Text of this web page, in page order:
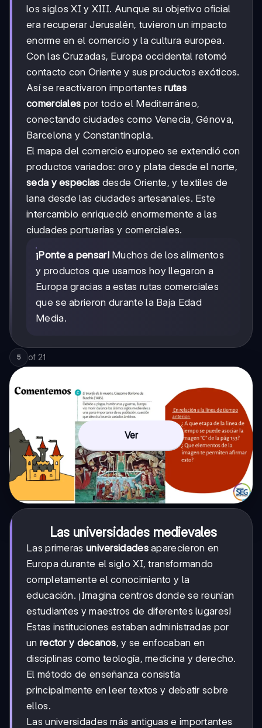
los siglos XI y XIII. Aunque su objetivo oficial
era recuperar Jerusalén, tuvieron un impacto
enorme en el comercio y la cultura europea.
Con las Cruzadas, Europa occidental retomó
contacto con Oriente y sus productos exóticos.
Así se reactivaron importantesrutas
comerciales por todo el Mediterráneo,
conectando ciudades como Venecia, Génova,
Barcelona y Constantinopla.
El mapa del comercio europeo se extendió con
productos variados: oro y plata desde el norte,
seda y especias desde Oriente, y textiles de
lana desde las ciudades artesanales. Este
intercambio enriqueció enormemente a las
ciudades portuarias y comerciales.
¡Ponte a pensar!Muchos de los alimentos
y productos que usamos hoy llegaron a
Europa gracias a estas rutas comerciales
que se abrieron durante la Baja Edad
Media.
5 of 21
Ver
Las universidades medievales
Las primeras universidadesaparecieron en
Europa durante el siglo XI, transformando
completamente el conocimiento y la
educación. ¡Imagina centros donde se reunían
estudiantes y maestros de diferentes lugares!
Estas instituciones estaban administradas por
un rector y decanos, y se enfocaban en
disciplinas como teología, medicina y derecho.
El método de enseñanza consistía
principalmente en leer textos y debatir sobre
ellos.
Las universidades más antiguas e importantes